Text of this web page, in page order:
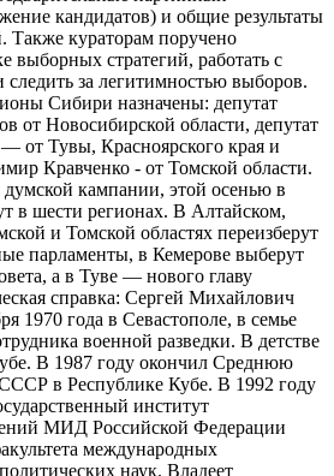
кандидатов) и общие результаты
Также кураторам поручено
выборных стратегий, работать с
следить за легитимностью выборов.
Сибири назначены: депутат
от Новосибирской области, депутат
от Тувы, Красноярского края и
Кравченко - от Томской области.
кампании, этой осенью в
в шести регионах. В Алтайском,
и Томской областях переизберут
парламенты, в Кемерове выберут
а в Туве — нового главу
справка: Сергей Михайлович
1970 года в Севастополе, в семье
военной разведки. В детстве
В 1987 году окончил Среднюю
в Республике Кубе. В 1992 году
институт
МИД Российской Федерации
международных
наук. Владеет